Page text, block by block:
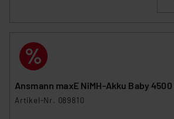
Ansmann maxE NiMH-Akku Baby 4500
Artikel-Nr. 089810